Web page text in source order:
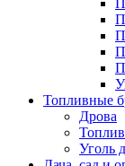
Топливные
Дрова
Уголь